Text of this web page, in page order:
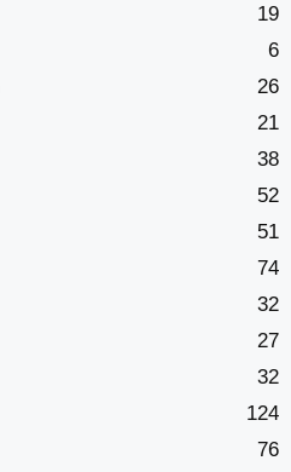
19
6
26
21
38
52
51
74
32
27
32
124
76